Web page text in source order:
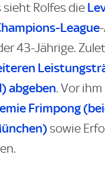
Rolfes die
League
43-Jährige.
abgeben. Vor
Frimpong
sowie